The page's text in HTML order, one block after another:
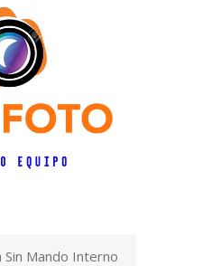
Mando Interno